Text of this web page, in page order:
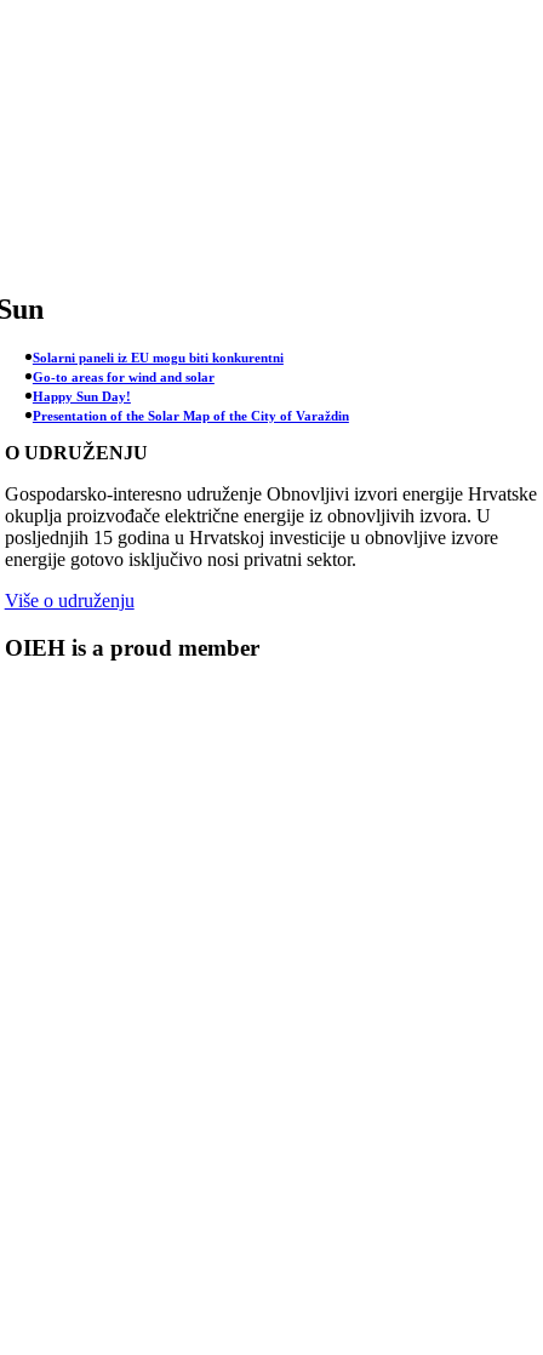
Solarni paneli iz EU mogu biti konkurentni
Go-to areas for wind and solar
Happy Sun Day!
Presentation of the Solar Map of the City of Varaždin
O UDRUŽENJU
Gospodarsko-interesno udruženje Obnovljivi izvori energije Hrvatske
okuplja proizvođače električne energije iz obnovljivih izvora. U
posljednjih 15 godina u Hrvatskoj investicije u obnovljive izvore
energije gotovo isključivo nosi privatni sektor.
Više o udruženju
OIEH is a proud member